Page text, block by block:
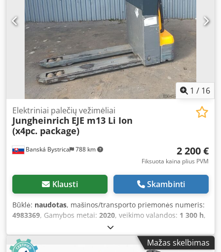
1 / 16
Banská Bystrica 788 km
Elektriniai palečių vežimėliai
Jungheinrich EJE m13 Li Ion
(x4pc. package)
2 200 €
Fiksuota kaina plius PVM
Klausti Skambinti
Būklė: naudotas, mašinos/transporto priemonės numeris:
4983369, Gamybos metai: 2020, veikimo valandos: 1 300 h,
, kuro tipas:
tipas:kitas, Galimas tarptautinis transportas / teikiamos
tarptautinio pristatymo paslaugos. Cjdpfxjxitnwj Adtsha
Mažas skelbimas